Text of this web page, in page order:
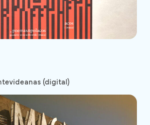
(digital)